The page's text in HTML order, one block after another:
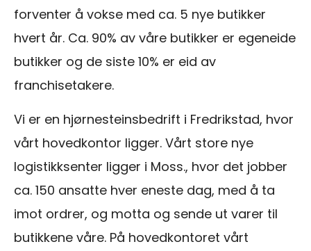
forventer å vokse med ca. 5 nye butikker
hvert år. Ca. 90% av våre butikker er egeneide
butikker og de siste 10% er eid av
franchisetakere.
Vi er en hjørnesteinsbedrift i Fredrikstad, hvor
vårt hovedkontor ligger. Vårt store nye
logistikksenter ligger i Moss., hvor det jobber
ca. 150 ansatte hver eneste dag, med å ta
imot ordrer, og motta og sende ut varer til
butikkene våre. På hovedkontoret vårt